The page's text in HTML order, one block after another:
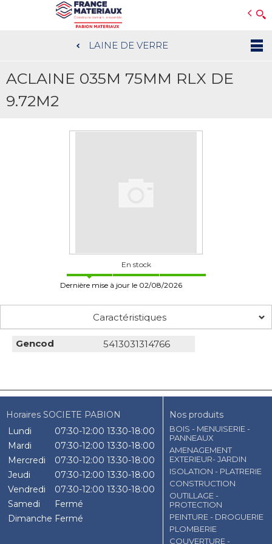
contenu
LAINE DE VERRE
ACLAINE 035M 75MM RLX DE
9.72M2
En stock
Dernière mise à jour le 02/08/2026
Caractéristiques
Gencod 5413031314766
Horaires SOCIETE PABION
Lundi
07:30-12:00 13:30-18:00
Mardi
07:30-12:00 13:30-18:00
Mercredi
07:30-12:00 13:30-18:00
Jeudi
07:30-12:00 13:30-18:00
Vendredi
07:30-12:00 13:30-18:00
Samedi
Fermé
Dimanche Fermé
Nos produits
BOIS - MENUISERIE -
PANNEAUX
AMENAGEMENT
EXTERIEUR- JARDIN
ISOLATION - PLATRERIE
CONSTRUCTION
OUTILLAGE -
PROTECTION
PEINTURE - DROGUERIE
PLOMBERIE
COUVERTURE -